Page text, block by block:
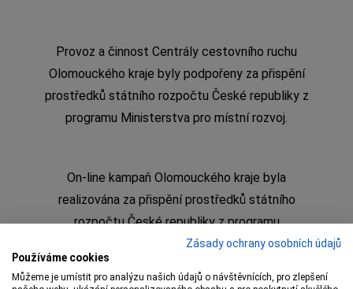
Provoz a činnost Centrály cestovního ruchu
Olomouckého kraje byly podpořeny za přispění
prostředků státního rozpočtu České republiky z
programu Ministerstva pro místní rozvoj.
On-line kampaň Olomouckého kraje byla
realizována za přispění prostředků státního
rozpočtu České republiky z programu
Ministerstva pro místní rozvojZásady ochrany osobních údajů
Používáme cookies
Můžeme je umístit pro analýzu našich údajů o návštěvnících, pro zlepšení